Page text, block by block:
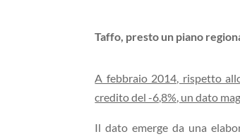
Taffo, presto un piano
A febbraio 2014, rispetto
credito del -6,8%, un dato
Il dato emerge da una